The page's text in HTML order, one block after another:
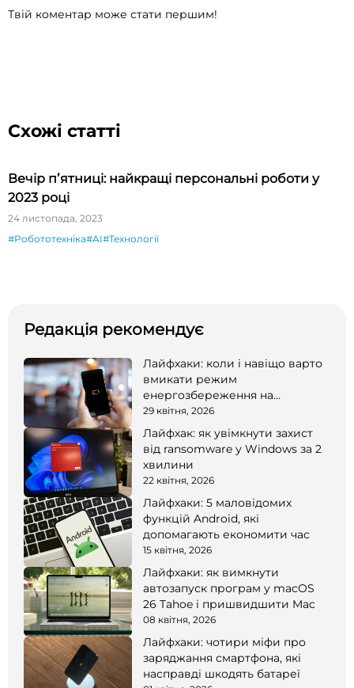
Твій коментар може стати першим!
Схожі статті
Вечір пʼятниці: найкращі персональні роботи у
2023 році
24 листопада, 2023
#Робототехніка#AI#Технології
Редакція рекомендує
Лайфхаки: коли і навіщо варто
вмикати режим
енергозбереження на
смартфоні
29 квітня, 2026
Лайфхак: як увімкнути захист
від ransomware у Windows за 2
хвилини
22 квітня, 2026
Лайфхаки: 5 маловідомих
функцій Android, які
допомагають економити час
15 квітня, 2026
Лайфхаки: як вимкнути
автозапуск програм у macOS
26 Tahoe і пришвидшити Mac
08 квітня, 2026
Лайфхаки: чотири міфи про
заряджання смартфона, які
насправді шкодять батареї